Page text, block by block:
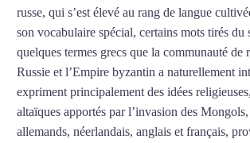
russe, qui s’est élevé au rang de langue
son vocabulaire spécial, certains mots tirés du
quelques termes grecs que la communauté de
Russie et l’Empire byzantin a naturellement
expriment principalement des idées
altaïques apportés par l’invasion des
allemands, néerlandais, anglais et français,